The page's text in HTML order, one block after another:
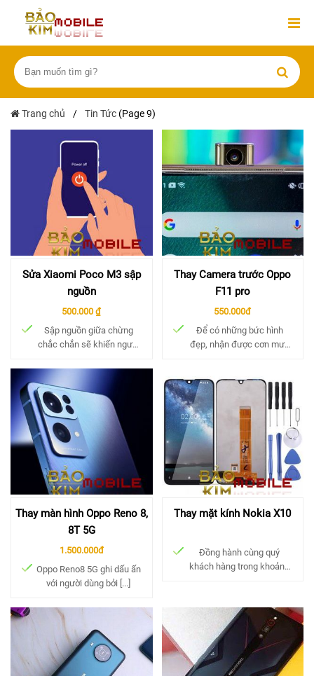
Trang chủ / Tin Tức (Page 9)
Sửa Xiaomi Poco M3 sập
nguồn
500.000 ₫
Sập nguồn giữa chừng
chắc chắn sẽ khiến người
Thay Camera trước Oppo
F11 pro
550.000đ
Để có những bức hình
đẹp, nhận được cơn mưa
Thay màn hình Oppo Reno 8,
8T 5G
1.500.000đ
Oppo Reno8 5G ghi dấu ấn
với người dùng bởi [...]
Thay mặt kính Nokia X10
Đồng hành cùng quý
khách hàng trong khoảng